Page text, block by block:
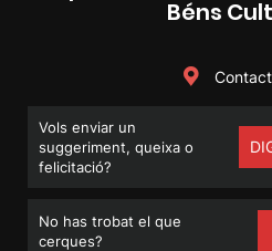
Béns
Vols enviar un
suggeriment, queixa o
felicitació?
No has trobat el que
cerques?